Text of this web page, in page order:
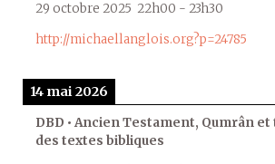
29 octobre 2025 22h00 - 23h30
http://michaellanglois.org?p=24785
14 mai 2026
DBD • Ancien Testament, Qumrân
des textes bibliques